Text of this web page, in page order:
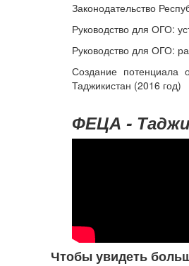
Законодательство
Руководство для ОГО:
Руководство для ОГО:
Создание потенциала
Таджикистан (2016 год)
ФЕЦА -
Чтобы увидеть